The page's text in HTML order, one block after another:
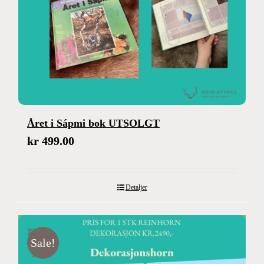
Året i Sápmi bok UTSOLGT
kr 499.00
Detaljer
Sale!